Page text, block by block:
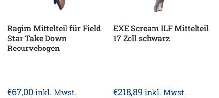
Ragim Mittelteil für Field
Star Take Down
Recurvebogen
€67,00inkl. Mwst.
EXE Scream ILF Mittelteil
17 Zoll schwarz
€218,89 inkl. Mwst.